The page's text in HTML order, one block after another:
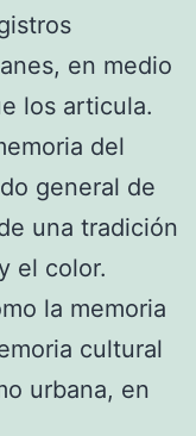
en medio
los articula.
del
general de
una tradición
el color.
la memoria
cultural
urbana, en